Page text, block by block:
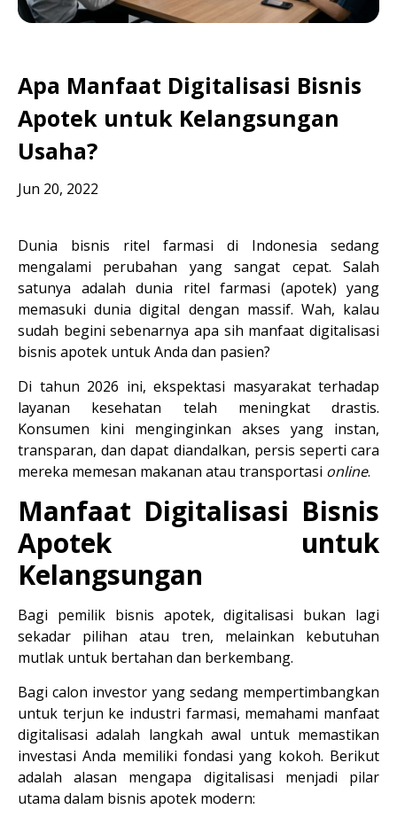
Apa Manfaat Digitalisasi Bisnis
Apotek untuk Kelangsungan
Usaha?
Jun 20, 2022
Dunia bisnis ritel farmasi di Indonesia sedang
mengalami perubahan yang sangat cepat. Salah
satunya adalah dunia ritel farmasi (apotek) yang
memasuki dunia digital dengan massif. Wah, kalau
sudah begini sebenarnya apa sih manfaat digitalisasi
bisnis apotek untuk Anda dan pasien?
Di tahun 2026 ini, ekspektasi masyarakat terhadap
layanan kesehatan telah meningkat drastis.
Konsumen kini menginginkan akses yang instan,
transparan, dan dapat diandalkan, persis seperti cara
mereka memesan makanan atau transportasi online.
Manfaat Digitalisasi Bisnis
Apotek untuk
Kelangsungan
Bagi pemilik bisnis apotek, digitalisasi bukan lagi
sekadar pilihan atau tren, melainkan kebutuhan
mutlak untuk bertahan dan berkembang.
Bagi calon investor yang sedang mempertimbangkan
untuk terjun ke industri farmasi, memahami manfaat
digitalisasi adalah langkah awal untuk memastikan
investasi Anda memiliki fondasi yang kokoh. Berikut
adalah alasan mengapa digitalisasi menjadi pilar
utama dalam bisnis apotek modern: